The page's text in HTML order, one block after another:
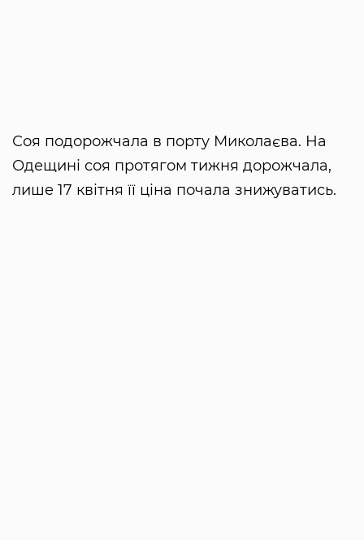
Соя подорожчала в порту Миколаєва. На
Одещині соя протягом тижня дорожчала,
лише 17 квітня її ціна почала знижуватись.